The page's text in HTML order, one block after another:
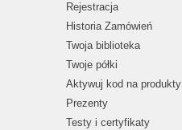
Rejestracja
Historia Zamówień
Twoja biblioteka
Twoje półki
Aktywuj kod na produkty
Prezenty
Testy i certyfikaty